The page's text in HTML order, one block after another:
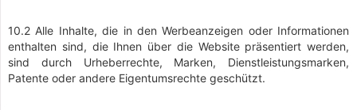
10.2 Alle Inhalte, die in den Werbeanzeigen oder Informationen
enthalten sind, die Ihnen über die Website präsentiert werden,
sind durch Urheberrechte, Marken, Dienstleistungsmarken,
Patente oder andere Eigentumsrechte geschützt.